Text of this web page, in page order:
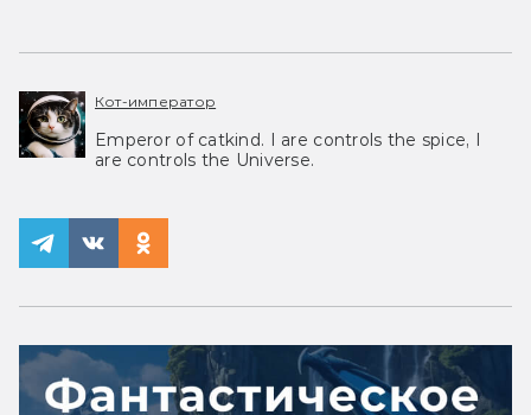
Кот-император
Emperor of catkind. I are controls the spice, I
are controls the Universe.